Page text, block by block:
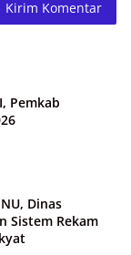
Pemkab
Dinas
Sistem Rekam